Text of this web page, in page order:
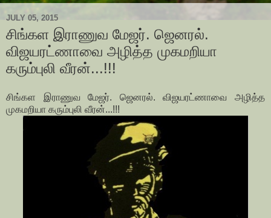
JULY 05, 2015
சிங்கள இராணுவ மேஜர். ஜெனரல்.
விஜயரட்ணாவை அழித்த முகமறியா
கரும்புலி வீரன்...!!!
சிங்கள இராணுவ மேஜர். ஜெனரல். விஜயரட்ணாவை அழித்த
முகமறியா கரும்புலி வீரன்...!!!